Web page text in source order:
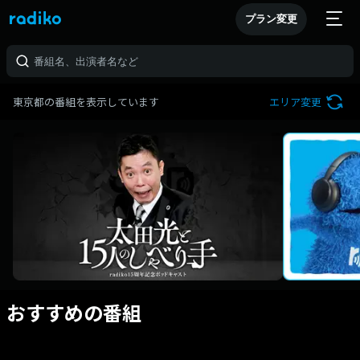
プラン変更
東京都の番組を表示しています エリア変更
おすすめの番組